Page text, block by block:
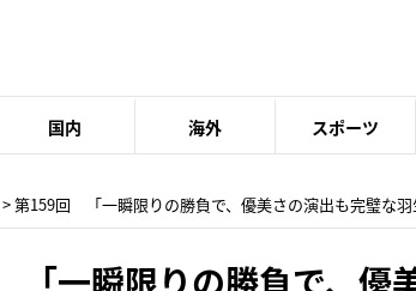
国内 海外 スポーツ
> 第159回 「一瞬限りの勝負で、優美さの演出も完璧な羽